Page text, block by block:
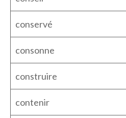
conservé
consonne
construire
contenir